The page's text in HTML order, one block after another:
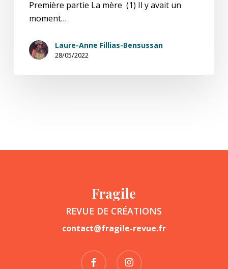
Première partie La mère (1) Il y avait un
moment…
Laure-Anne Fillias-Bensussan
28/05/2022
Fragile
REVUE DE CRÉATIONS
contact@fragile-revue.fr
facebook instagram